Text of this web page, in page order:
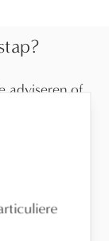
adviseren of